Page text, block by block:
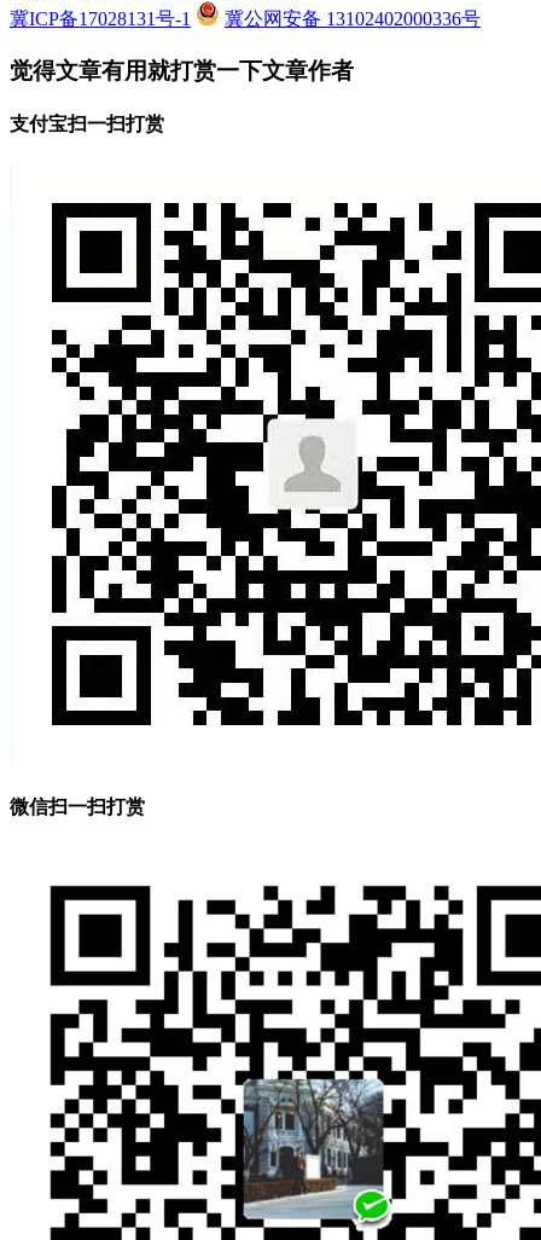
冀ICP备17028131号-1
冀公网安备 13102402000336号
觉得文章有用就打赏一下文章作者
支付宝扫一扫打赏
微信扫一扫打赏